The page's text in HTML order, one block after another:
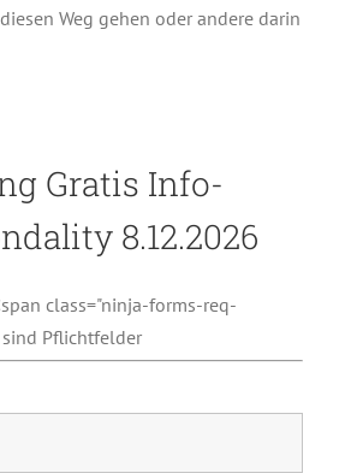
Weg gehen oder andere darin
Gratis Info-
8.12.2026
class="ninja-forms-req-
Pflichtfelder